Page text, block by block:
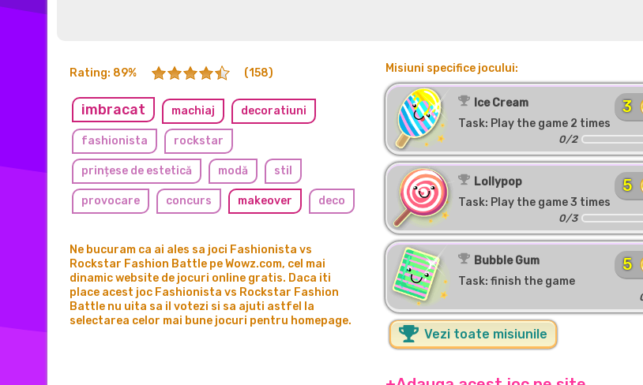
Rating: 89% (158)
imbracat machiaj decoratiuni
fashionista rockstar
prințese de estetică modă stil
provocare concurs makeover deco
Ne bucuram ca ai ales sa joci Fashionista vs
Rockstar Fashion Battle pe Wowz.com, cel mai
dinamic website de jocuri online gratis. Daca iti
place acest joc Fashionista vs Rockstar Fashion
Battle nu uita sa il votezi si sa ajuti astfel la
selectarea celor mai bune jocuri pentru homepage.
Misiuni specifice jocului:
Ice Cream
Task: Play the game 2 times
3
0/2
Lollypop
Task: Play the game 3 times
5
0/3
Bubble Gum
Task: finish the game
5
Vezi toate misiunile